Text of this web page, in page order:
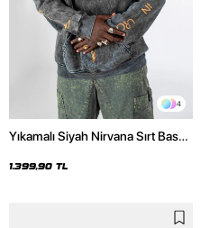
4
Yıkamalı Siyah Nirvana Sırt Baskılı
1.399,90 TL